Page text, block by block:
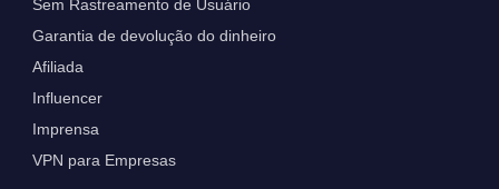
Sem Rastreamento de Usuário
Garantia de devolução do dinheiro
Afiliada
Influencer
Imprensa
VPN para Empresas